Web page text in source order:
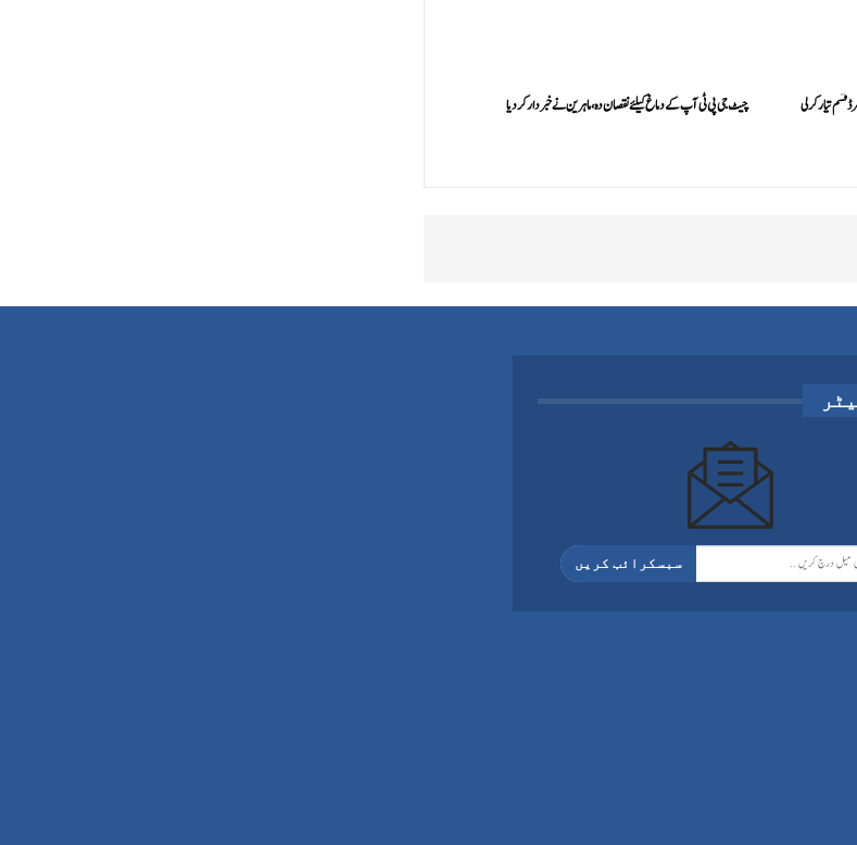
قسم تیار کرلی چیٹ جی پی ٹی آپ کے دماغ کیلئے نقصان دہ، ماہرین نے خبردار کردیا
سبسکرائب کریں